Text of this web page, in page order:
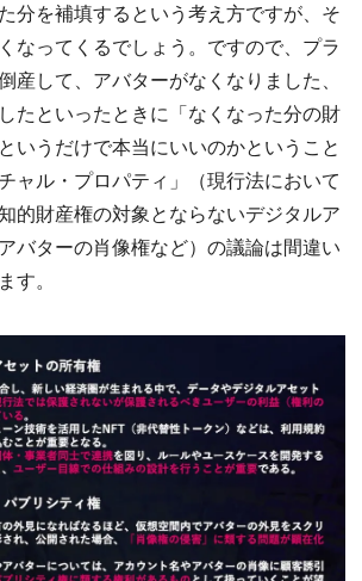
分を補填するという考え方ですが、そ
なってくるでしょう。ですので、プラ
産して、アバターがなくなりました、
たといったときに「なくなった分の財
いうだけで本当にいいのかということ
ャル・プロパティ」（現行法において
的財産権の対象とならないデジタルア
バターの肖像権など）の議論は間違い
す。